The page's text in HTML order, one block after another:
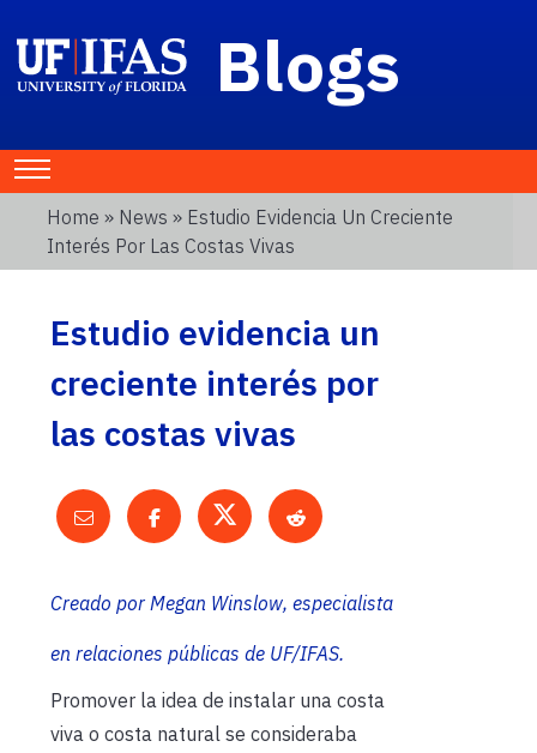
Blogs
Home » News » Estudio Evidencia Un Creciente
Interés Por Las Costas Vivas
Estudio evidencia un
creciente interés por
las costas vivas
Creado por Megan Winslow, especialista
en relaciones públicas de UF/IFAS.
Promover la idea de instalar una costa
viva o costa natural se consideraba